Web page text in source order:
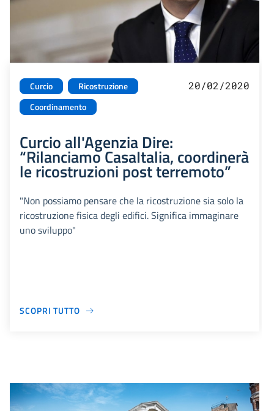
Curcio
Ricostruzione
Coordinamento
20/02/2020
Curcio all'Agenzia Dire:
“Rilanciamo CasaItalia, coordinerà
le ricostruzioni post terremoto”
"Non possiamo pensare che la ricostruzione sia solo la
ricostruzione fisica degli edifici. Significa immaginare
uno sviluppo"
SCOPRI TUTTO